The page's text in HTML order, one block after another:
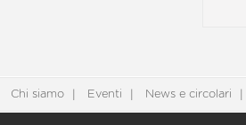
Chi siamo Eventi News e circolari